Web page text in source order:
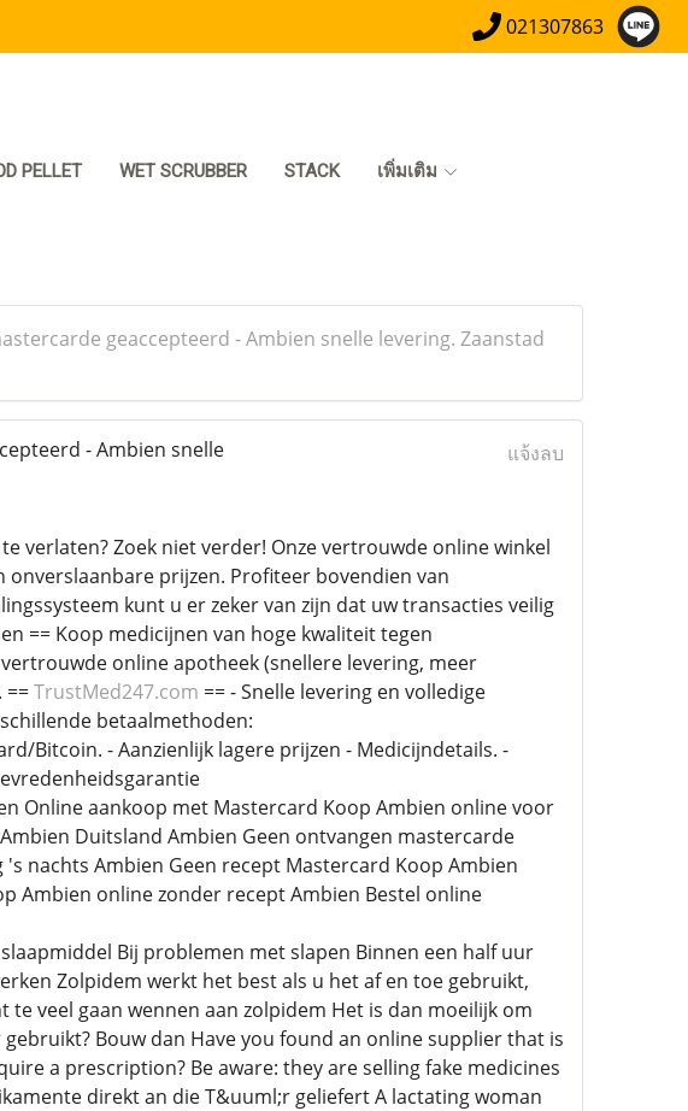
021307863
PELLET WET SCRUBBER STACK เพิ่มเติม
geaccepteerd - Ambien snelle levering. Zaanstad
- Ambien snelle
แจ้งลบ
verlaten? Zoek niet verder! Onze vertrouwde online winkel
prijzen. Profiteer bovendien van
kunt u er zeker van zijn dat uw transacties veilig
== Koop medicijnen van hoge kwaliteit tegen
online apotheek (snellere levering, meer
==TrustMed247.com == - Snelle levering en volledige
betaalmethoden:
Bitcoin. - Aanzienlijk lagere prijzen - Medicijndetails. -
Online aankoop met Mastercard Koop Ambien online voor
Duitsland Ambien Geen ontvangen mastercarde
nachts Ambien Geen recept Mastercard Koop Ambien
Ambien online zonder recept Ambien Bestel online
Bij problemen met slapen Binnen een half uur
Zolpidem werkt het best als u het af en toe gebruikt,
veel gaan wennen aan zolpidem Het is dan moeilijk om
Bouw dan Have you found an online supplier that is
a prescription? Be aware: they are selling fake medicines
direkt an die T&uuml;r geliefert A lactating woman